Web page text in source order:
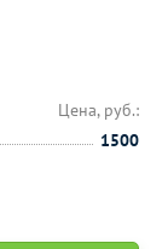
Цена, руб.:
1500